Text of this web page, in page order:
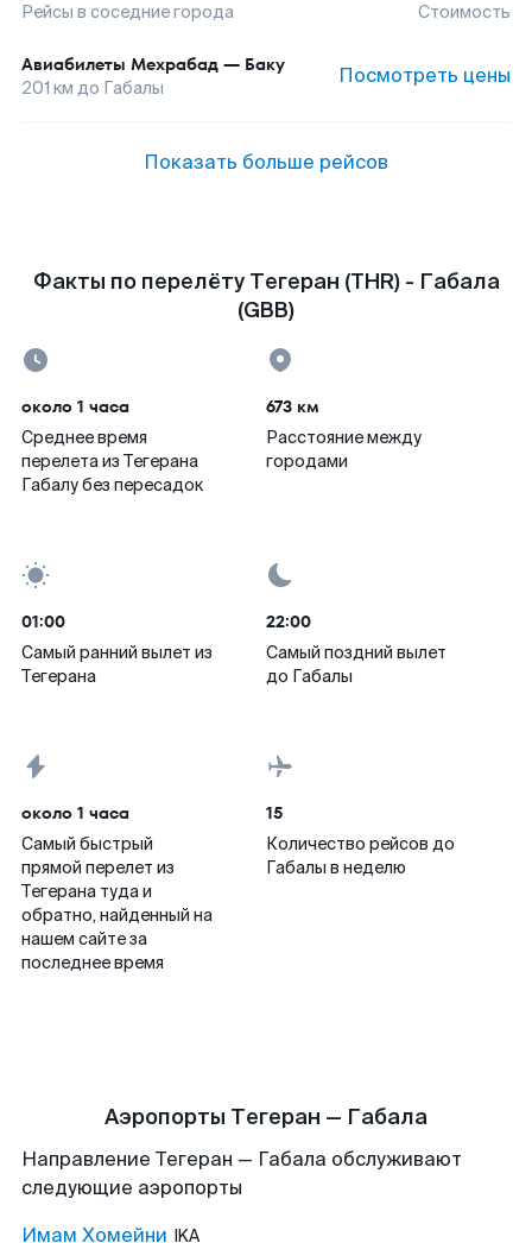
Рейсы в соседние города Стоимость
Авиабилеты Мехрабад — Баку
201 км до Габалы Посмотреть цены
Показать больше рейсов
Факты по перелёту Тегеран (THR) - Габала
(GBB)
около 1 часа
Среднее время
перелета из Тегерана
Габалу без пересадок
673 км
Расстояние между
городами
01:00
Самый ранний вылет из
Тегерана
22:00
Самый поздний вылет
до Габалы
около 1 часа
Самый быстрый
прямой перелет из
Тегерана туда и
обратно, найденный на
нашем сайте за
последнее время
15
Количество рейсов до
Габалы в неделю
Аэропорты Тегеран — Габала
Направление Тегеран — Габала обслуживают
следующие аэропорты
Имам Хомейни IKA